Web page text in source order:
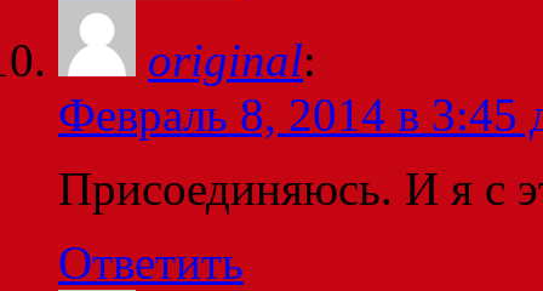
original:
Февраль 8, 2014 в 3:45
Присоединяюсь. И я с
Ответить